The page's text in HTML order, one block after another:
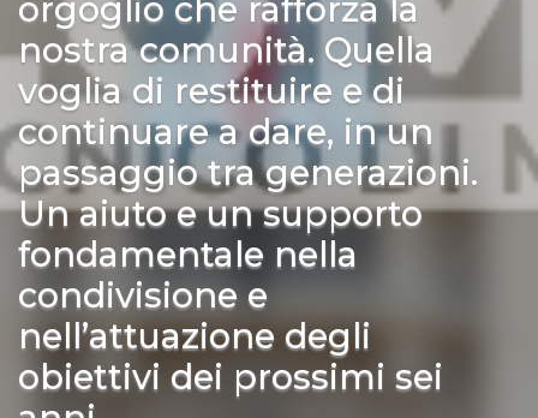
orgoglio che rafforza la
nostra comunità. Quella
voglia di restituire e di
continuare a dare, in un
passaggio tra generazioni.
Un aiuto e un supporto
fondamentale nella
condivisione e
nell’attuazione degli
obiettivi dei prossimi sei